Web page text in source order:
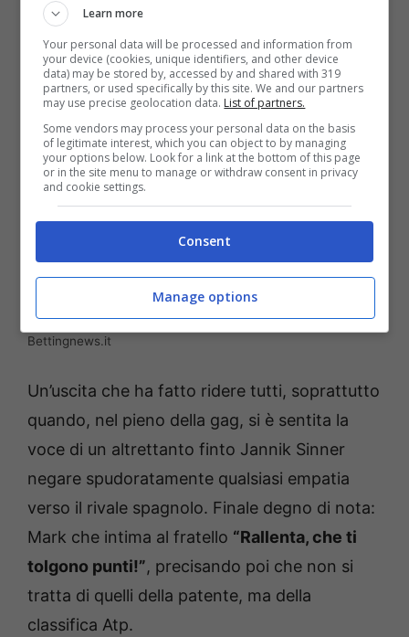
persona!“.
Fiorello, Sinner e quella telefonata da ricordare (AnsaFoto) –
Bettingnews.it
Un’uscita che ha fatto ridere tutti, soprattutto
quando, nel pieno della gag, si è sentita la
voce di un altrettanto finto Jannik Sinner
negare spudoratamente qualsiasi empatia
verso il rivale spagnolo. Finale degno di nota:
Mark che intima al fratello “Rallenta, che ti
tolgono punti!”, precisando poi che non si
tratta di quelli della patente, ma della
classifica Atp.
Learn more
Your personal data will be processed and information from
your device (cookies, unique identifiers, and other device
data) may be stored by, accessed by and shared with 319
partners, or used specifically by this site. We and our partners
may use precise geolocation data. List of partners.
Some vendors may process your personal data on the basis
of legitimate interest, which you can object to by managing
your options below. Look for a link at the bottom of this page
or in the site menu to manage or withdraw consent in privacy
and cookie settings.
Consent
Manage options